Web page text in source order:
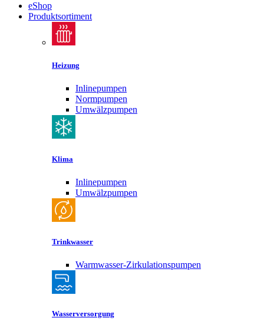
eShop
Produktsortiment
Heizung
Inlinepumpen
Normpumpen
Umwälzpumpen
Klima
Inlinepumpen
Umwälzpumpen
Trinkwasser
Warmwasser-Zirkulationspumpen
Wasserversorgung